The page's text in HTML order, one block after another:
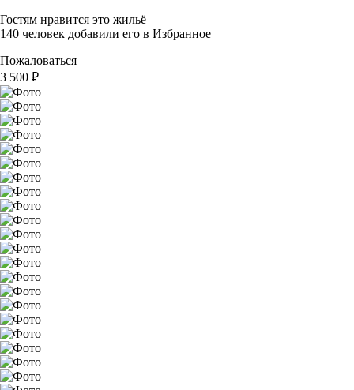
Гостям нравится это жильё
140 человек добавили его в Избранное
Пожаловаться
3 500 ₽